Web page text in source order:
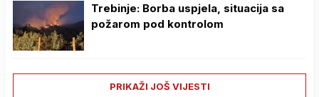
Trebinje: Borba uspjela, situacija sa
požarom pod kontrolom
PRIKAŽI JOŠ VIJESTI